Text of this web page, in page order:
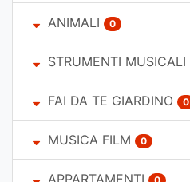
ANIMALI 0
STRUMENTI MUSICALI
FAI DA TE GIARDINO 0
MUSICA FILM 0
APPARTAMENTI